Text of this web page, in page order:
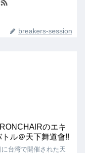
breakers-session
のエキ
ル＠天下舞道會!!
台湾で開催された天